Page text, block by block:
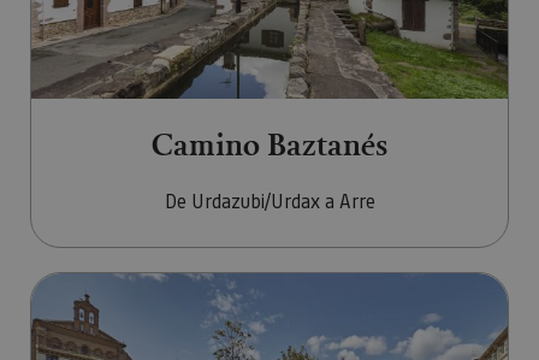
Camino Baztanés
De Urdazubi/Urdax a Arre